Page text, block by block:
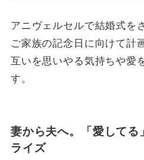
アニヴェルセルで結婚式を
ご家族の記念日に向けて計
互いを思いやる気持ちや愛
す。
妻から夫へ。「愛してる
ライズ